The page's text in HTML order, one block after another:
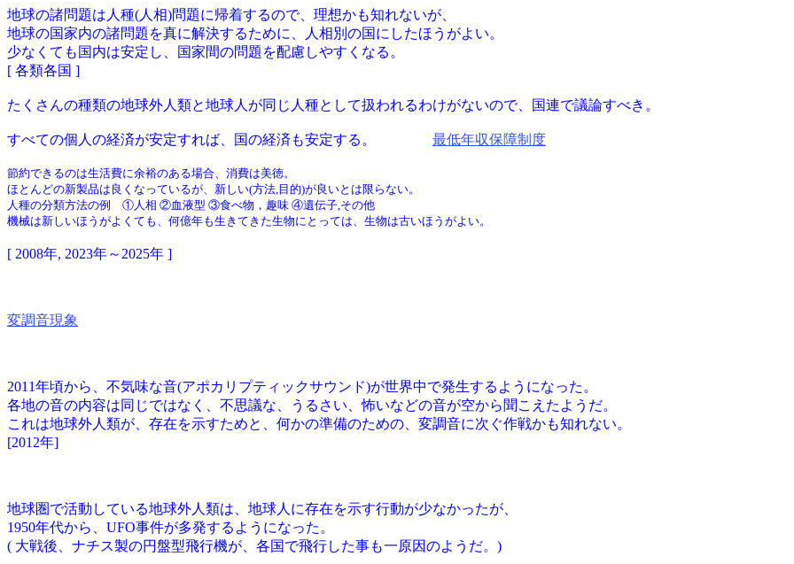
地球の諸問題は人種(人相)問題に帰着するので、理想かも知れないが、
地球の国家内の諸問題を真に解決するために、人相別の国にしたほうがよい。
少なくても国内は安定し、国家間の問題を配慮しやすくなる。
[ 各類各国 ]
たくさんの種類の地球外人類と地球人が同じ人種として扱われるわけがないので、国連で議論すべき。
すべての個人の経済が安定すれば、国の経済も安定する。 最低年収保障制度
節約できるのは生活費に余裕のある場合、消費は美徳。
ほとんどの新製品は良くなっているが、新しい(方法,目的)が良いとは限らない。
人種の分類方法の例 ①人相 ②血液型 ③食べ物，趣味 ④遺伝子,その他
機械は新しいほうがよくても、何億年も生きてきた生物にとっては、生物は古いほうがよい。
[ 2008年, 2023年～2025年 ]
変調音現象
2011年頃から、不気味な音(アポカリプティックサウンド)が世界中で発生するようになった。
各地の音の内容は同じではなく、不思議な、うるさい、怖いなどの音が空から聞こえたようだ。
これは地球外人類が、存在を示すためと、何かの準備のための、変調音に次ぐ作戦かも知れない。
[2012年]
地球圏で活動している地球外人類は、地球人に存在を示す行動が少なかったが、
1950年代から、UFO事件が多発するようになった。
( 大戦後、ナチス製の円盤型飛行機が、各国で飛行した事も一原因のようだ。)